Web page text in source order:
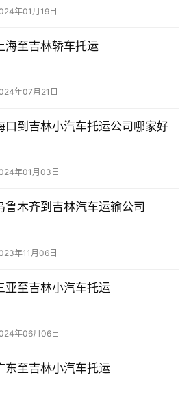
年01月19日
海至吉林轿车托运
年07月21日
口到吉林小汽车托运公司哪家好
年01月03日
鲁木齐到吉林汽车运输公司
年11月06日
亚至吉林小汽车托运
年06月06日
东至吉林小汽车托运